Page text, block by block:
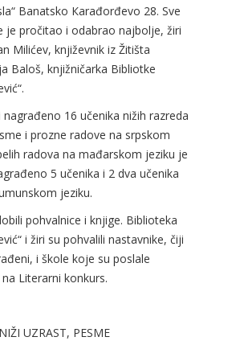
Banatsko Кarađorđevo 28. Sve
je pročitao i odabrao najbolje, žiri
Milićev, književnik iz Žitišta
Baloš, knjižničarka Bibliotke
16 učenika nižih razreda
i prozne radove na srpskom
radova na mađarskom jeziku je
5 učenika i 2 dva učenika
jeziku.
pohvalnice i knjige. Biblioteka
i žiri su pohvalili nastavnike, čiji
i škole koje su poslale
Literarni konkurs.
UZRAST, PESME